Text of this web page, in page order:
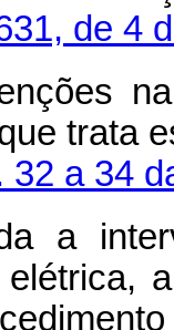
de 4
trata
32 a 34
a